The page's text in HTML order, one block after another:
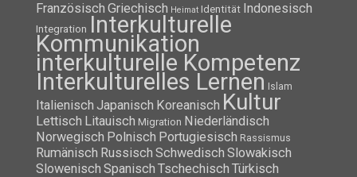
Französisch Griechisch Heimat Identität Indonesisch
Integration Interkulturelle
Kommunikation
interkulturelle Kompetenz
Interkulturelles Lernen Islam
Italienisch Japanisch Koreanisch Kultur
Lettisch Litauisch Migration Niederländisch
Norwegisch Polnisch Portugiesisch Rassismus
Rumänisch Russisch Schwedisch Slowakisch
Slowenisch Spanisch Tschechisch Türkisch